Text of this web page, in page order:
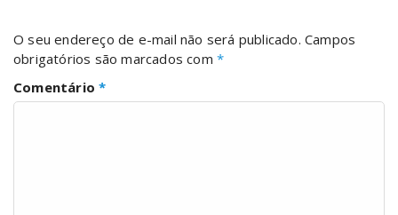
O seu endereço de e-mail não será publicado. Campos
obrigatórios são marcados com *
Comentário*